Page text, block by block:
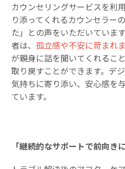
カウンセリングサービスを利
り添ってくれるカウンセラー
た」との声をいただいていま
者は、孤立感や不安に苛まれ
が親身に話を聞いてくれるこ
取り戻すことができます。デ
気持ちに寄り添い、安心感を
ています。
「継続的なサポートで前向き